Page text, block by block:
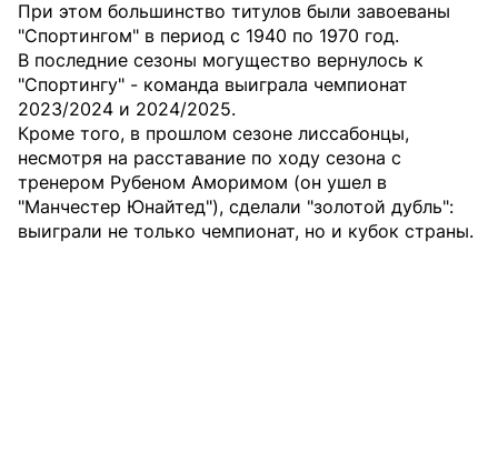
При этом большинство титулов были завоеваны
"Спортингом" в период с 1940 по 1970 год.
В последние сезоны могущество вернулось к
"Спортингу" - команда выиграла чемпионат
2023/2024 и 2024/2025.
Кроме того, в прошлом сезоне лиссабонцы,
несмотря на расставание по ходу сезона с
тренером Рубеном Аморимом (он ушел в
"Манчестер Юнайтед"), сделали "золотой дубль":
выиграли не только чемпионат, но и кубок страны.